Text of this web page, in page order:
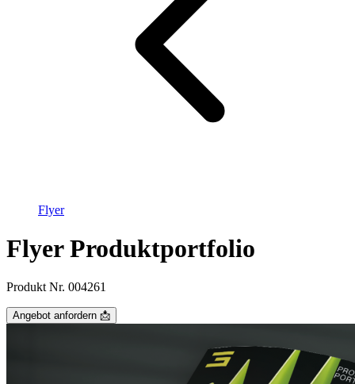
Flyer
Flyer Produktportfolio
Produkt Nr. 004261
Angebot anfordern 📩